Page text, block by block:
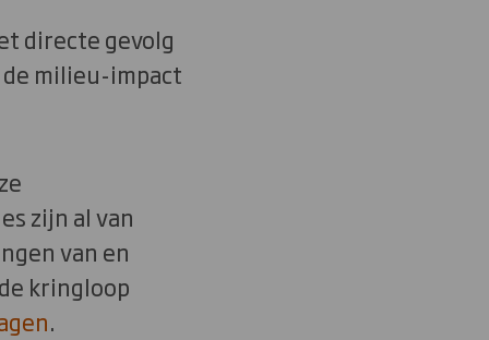
directe gevolg
milieu-impact
zijn al van
van en
kringloop
.